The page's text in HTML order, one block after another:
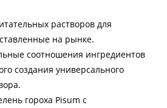
растворов для
на рынке.
соотношения ингредиентов
создания универсального
гороха Pisum с